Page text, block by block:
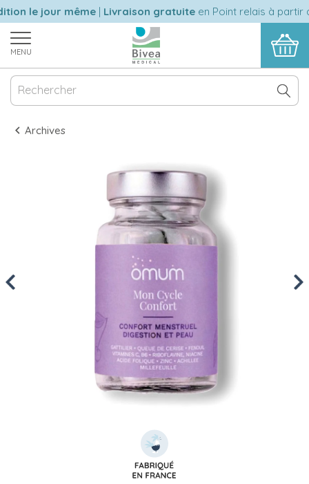
le jour même|Livraison gratuiteen Point relais à partir
MENU
Archives
Previous